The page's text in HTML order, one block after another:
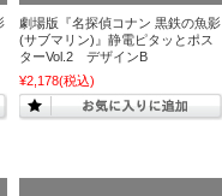
劇場版『名探偵コナン 黒鉄の魚影
(サブマリン)』静電ピタッとポス
ターVol.2 デザインB
¥2,178(税込)